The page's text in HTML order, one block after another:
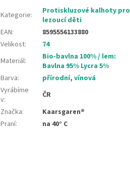
Kategorie:
Protiskluzové kalhoty pro
lezoucí děti
EAN:
8595556133880
Velikost:
74
Materiál:
Bio-bavlna 100% / lem:
Bavlna 95% Lycra 5%
Barva: přírodní,vínová
Vyrábíme
v:
ČR
Značka:
Kaarsgaren®
Praní: na 40° C